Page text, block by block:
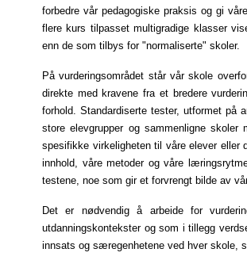
forbedre vår pedagogiske praksis og gi
flere kurs tilpasset multigradige klasser
enn de som tilbys for "normaliserte" skoler.
På vurderingsområdet står vår skole
direkte med kravene fra et bredere
forhold. Standardiserte tester, utformet på
store elevgrupper og sammenligne
spesifikke virkeligheten til våre elever
innhold, våre metoder og våre
testene, noe som gir et forvrengt bilde av
Det er nødvendig å arbeide for
utdanningskontekster og som i tillegg
innsats og særegenhetene ved hver skole,